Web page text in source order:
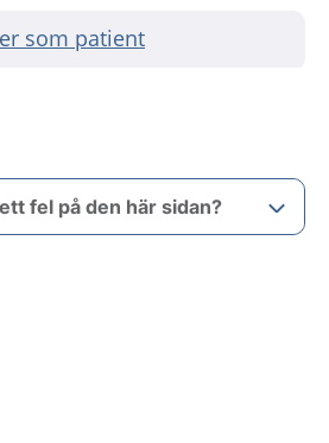
som patient
fel på den här sidan?